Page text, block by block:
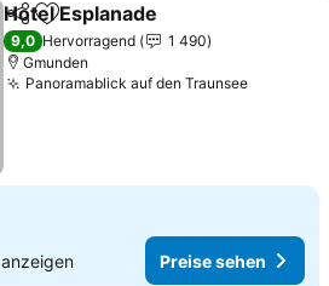
TeilenZu Favoriten hinzufügen
Hotel Esplanade
9,0 Hervorragend
1 490
Gmunden
Panoramablick auf den TraunseePreise
anzeigen Preise sehen